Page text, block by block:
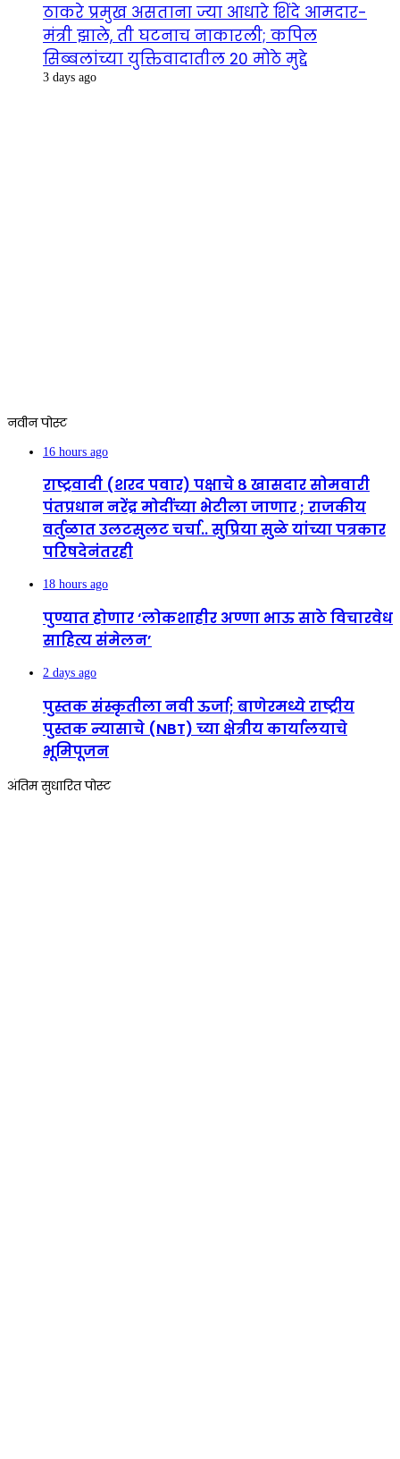
ठाकरे प्रमुख असताना ज्या आधारे शिंदे आमदार-
मंत्री झाले, ती घटनाच नाकारली; कपिल
सिब्बलांच्या युक्तिवादातील 20 मोठे मुद्दे
3 days ago
नवीन पोस्ट
16 hours ago
राष्ट्रवादी (शरद पवार) पक्षाचे ८ खासदार सोमवारी
पंतप्रधान नरेंद्र मोदींच्या भेटीला जाणार ; राजकीय
वर्तुळात उलटसुलट चर्चा.. सुप्रिया सुळे यांच्या पत्रकार
परिषदेनंतरही
18 hours ago
पुण्यात होणार ‘लोकशाहीर अण्णा भाऊ साठे विचारवेध
साहित्य संमेलन’
2 days ago
पुस्तक संस्कृतीला नवी ऊर्जा; बाणेरमध्ये राष्ट्रीय
पुस्तक न्यासाचे (NBT) च्या क्षेत्रीय कार्यालयाचे
भूमिपूजन
अंतिम सुधारित पोस्ट